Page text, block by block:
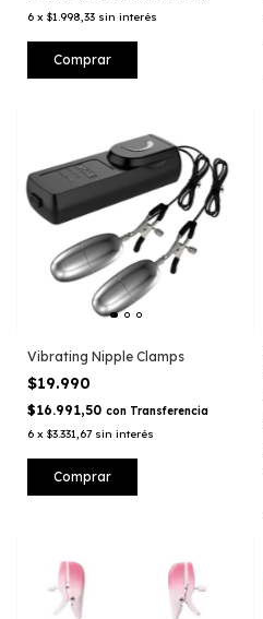
6 x $1.998,33 sin interés
Vibrating Nipple Clamps
$19.990
$16.991,50 con Transferencia
6 x $3.331,67 sin interés